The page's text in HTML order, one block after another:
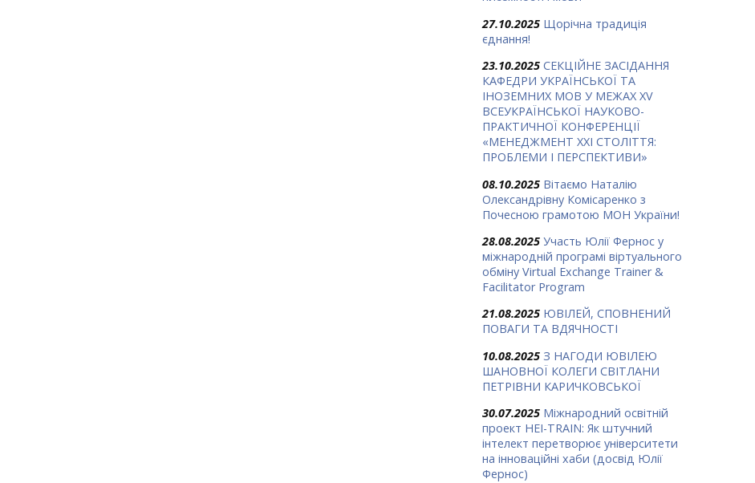
27.10.2025 Щорічна традиція
єднання!
23.10.2025 СЕКЦІЙНЕ ЗАСІДАННЯ
КАФЕДРИ УКРАЇНСЬКОЇ ТА
ІНОЗЕМНИХ МОВ У МЕЖАХ ХV
ВСЕУКРАЇНСЬКОЇ НАУКОВО-
ПРАКТИЧНОЇ КОНФЕРЕНЦІЇ
«МЕНЕДЖМЕНТ XXI СТОЛІТТЯ:
ПРОБЛЕМИ І ПЕРСПЕКТИВИ»
08.10.2025 Вітаємо Наталію
Олександрівну Комісаренко з
Почесною грамотою МОН України!
28.08.2025 Участь Юлії Фернос у
міжнародній програмі віртуального
обміну Virtual Exchange Trainer &
Facilitator Program
21.08.2025 ЮВІЛЕЙ, СПОВНЕНИЙ
ПОВАГИ ТА ВДЯЧНОСТІ
10.08.2025 З НАГОДИ ЮВІЛЕЮ
ШАНОВНОЇ КОЛЕГИ СВІТЛАНИ
ПЕТРІВНИ КАРИЧКОВСЬКОЇ
30.07.2025 Міжнародний освітній
проект HEI-TRAIN: Як штучний
інтелект перетворює університети
на інноваційні хаби (досвід Юлії
Фернос)